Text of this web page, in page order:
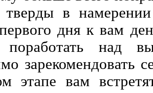
в
дня к вам
поработать над
зарекомендовать
этапе вам